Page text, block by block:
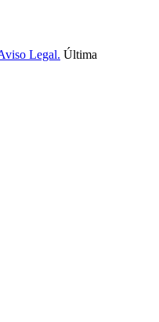
Legal. Última